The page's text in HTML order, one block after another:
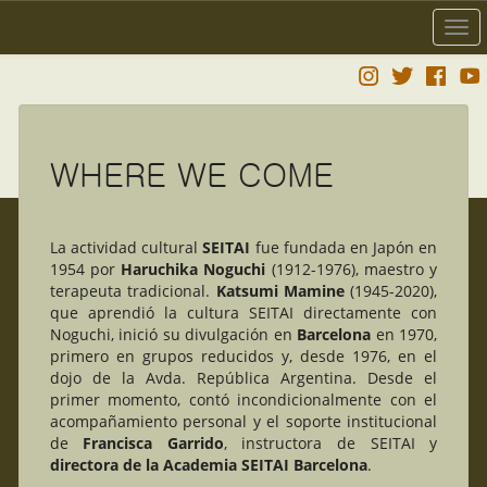
WHERE WE COME
La actividad culturalSEITAI fue fundada en Japón en
1954 por Haruchika Noguchi (1912-1976), maestro y
terapeuta tradicional. Katsumi Mamine(1945-2020),
que aprendió la cultura SEITAI directamente con
Noguchi, inició su divulgación en Barcelona en 1970,
primero en grupos reducidos y, desde 1976, en el
dojo de la Avda. República Argentina. Desde el
primer momento, contó incondicionalmente con el
acompañamiento personal y el soporte institucional
de Francisca Garrido, instructora de SEITAI y
directora de la Academia SEITAI Barcelona.